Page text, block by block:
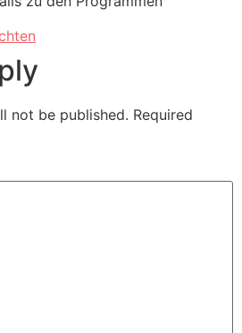
not be published. Required